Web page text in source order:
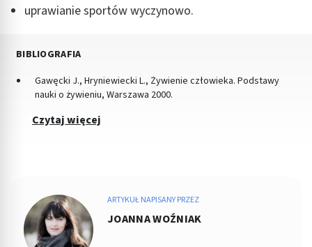
uprawianie sportów wyczynowo.
BIBLIOGRAFIA
Gawęcki J., Hryniewiecki L., Żywienie człowieka. Podstawy
nauki o żywieniu, Warszawa 2000.
Czytaj więcej
ARTYKUŁ NAPISANY PRZEZ
JOANNA WOŹNIAK